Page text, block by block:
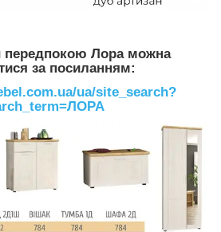
передпокою Лора можна
за посиланням:
ua/site_search?